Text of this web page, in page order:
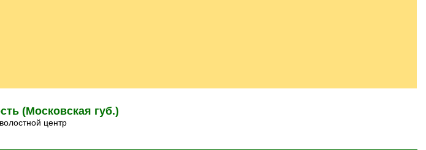
(Московская губ.)
центр